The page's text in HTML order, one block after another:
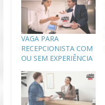
VAGA PARA
RECEPCIONISTA COM
OU SEM EXPERIÊNCIA